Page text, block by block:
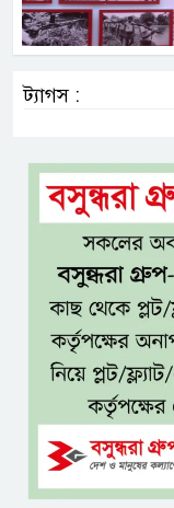
ট্যাগস :